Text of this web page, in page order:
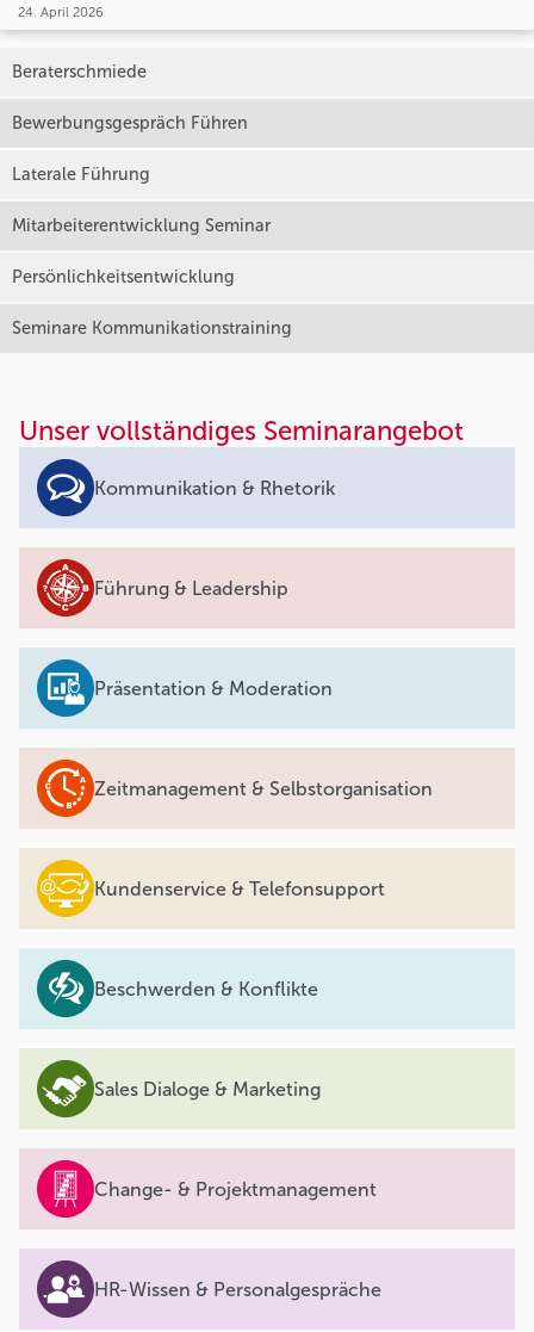
24. April 2026
Beraterschmiede
Bewerbungsgespräch Führen
Laterale Führung
Mitarbeiterentwicklung Seminar
Persönlichkeitsentwicklung
Seminare Kommunikationstraining
Unser vollständiges Seminarangebot
Kommunikation & Rhetorik
Führung & Leadership
Präsentation & Moderation
Zeitmanagement & Selbstorganisation
Kundenservice & Telefonsupport
Beschwerden & Konflikte
Sales Dialoge & Marketing
Change- & Projektmanagement
HR-Wissen & Personalgespräche